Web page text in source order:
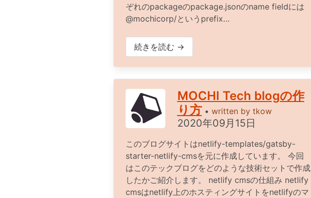
ぞれのpackageのpackage.jsonのname fieldには
@mochicorp/というprefix…
続きを読む →
MOCHI Tech blogの作
り方• written by tkow
2020年09月15日
このブログサイトはnetlify-templates/gatsby-
starter-netlify-cmsを元に作成しています。 今回
はこのテックブログをどのような技術セットで作成
したかご紹介します。 netlify cmsの仕組み netlify
cmsはnetlify上のホスティングサイトをnetlifyのマ